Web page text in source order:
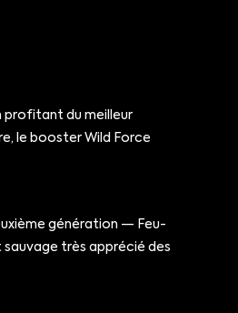
profitant du meilleur
le booster Wild Force
génération — Feu-
sauvage très apprécié des